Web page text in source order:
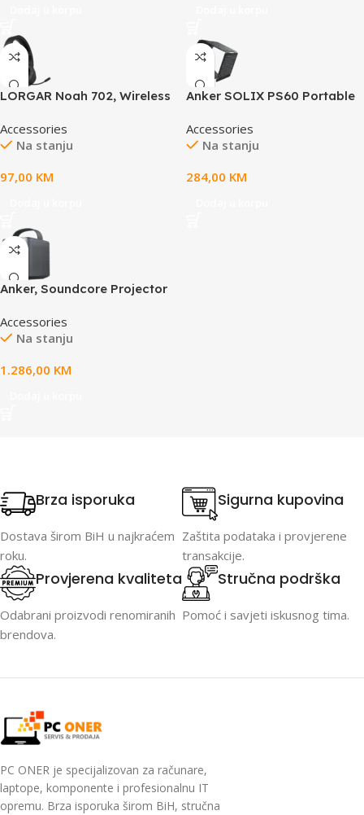
LORGAR Noah 702, Wireless
Accessories
Na stanju
97,00 KM
Anker SOLIX PS60 Portable
Accessories
Na stanju
284,00 KM
Anker, Soundcore Projector
Accessories
Na stanju
1.286,00 KM
Brza isporuka
Dostava širom BiH u najkraćem
roku.
Sigurna kupovina
Zaštita podataka i provjerene
transakcije.
Provjerena kvaliteta
Odabrani proizvodi renomiranih
brendova.
Stručna podrška
Pomoć i savjeti iskusnog tima.
PC ONER je specijalizovan za računare,
laptope, komponente i profesionalnu IT
opremu. Brza isporuka širom BiH, stručna